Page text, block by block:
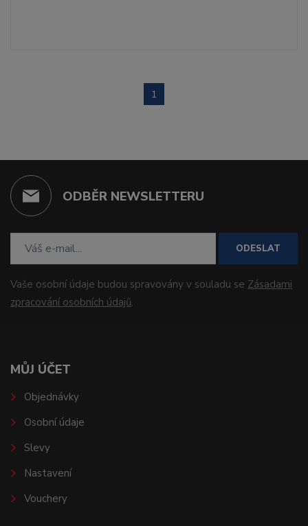
1
ODBĚR NEWSLETTERU
ODESLAT
Vaše osobní údaje budou spravovány v souladu se Zásadami
zpracování osobních údajů.
MŮJ ÚČET
Objednávky
Osobní údaje
Slevy
Nastavení
Vouchery